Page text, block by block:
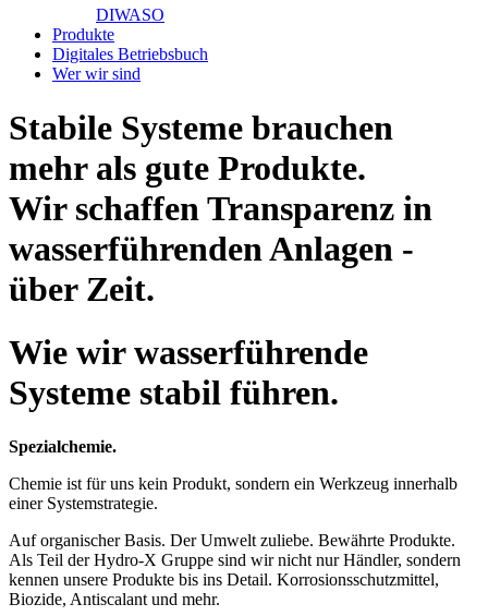
DIWASO
Produkte
Digitales Betriebsbuch
Wer wir sind
Stabile Systeme brauchen
mehr als gute Produkte.
Wir schaffen Transparenz in
wasserführenden Anlagen -
über Zeit.
Wie wir wasserführende
Systeme stabil führen.
Spezialchemie.
Chemie ist für uns kein Produkt, sondern ein Werkzeug innerhalb
einer Systemstrategie.
Auf organischer Basis. Der Umwelt zuliebe. Bewährte Produkte.
Als Teil der Hydro-X Gruppe sind wir nicht nur Händler, sondern
kennen unsere Produkte bis ins Detail. Korrosionsschutzmittel,
Biozide, Antiscalant und mehr.